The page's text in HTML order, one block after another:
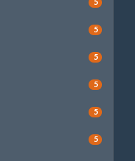
5
5
5
5
5
5